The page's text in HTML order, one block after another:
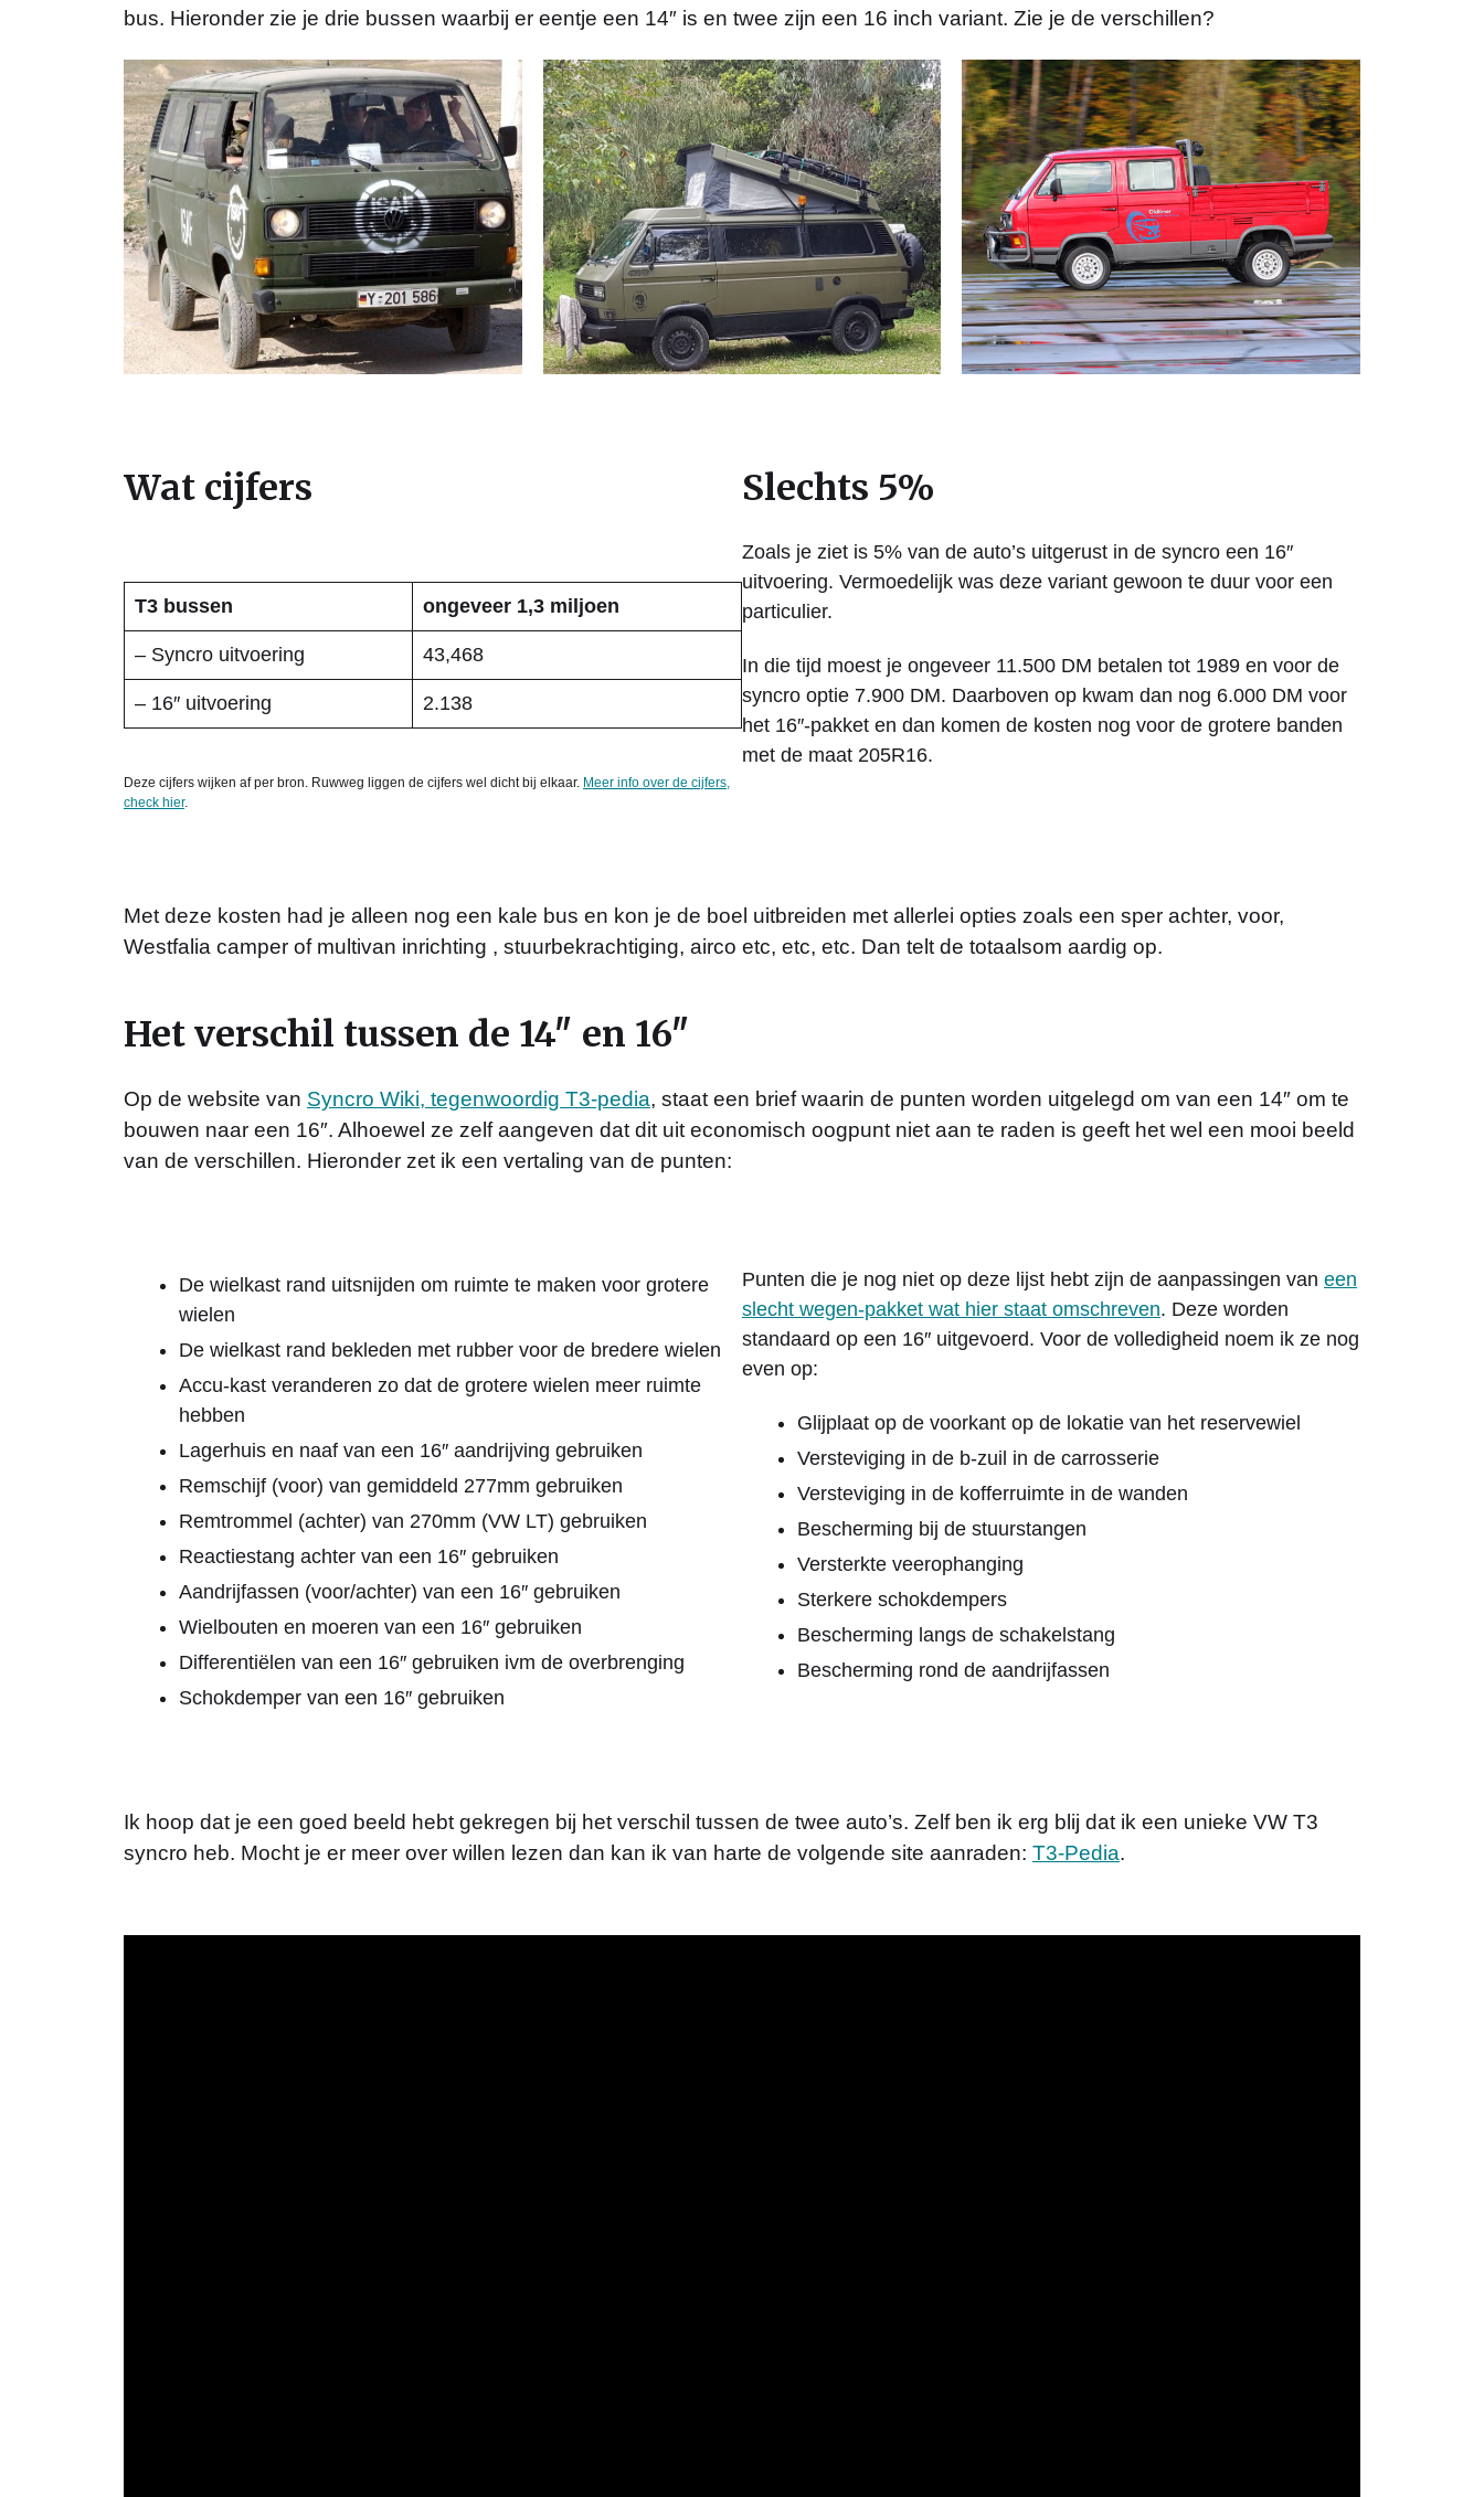
bus. Hieronder zie je drie bussen waarbij er eentje een 14″ is en twee zijn een 16 inch variant. Zie je de verschillen?
Wat cijfers
T3 bussen ongeveer 1,3 miljoen
– Syncro uitvoering 43,468
– 16″ uitvoering 2.138
Deze cijfers wijken af per bron. Ruwweg liggen de cijfers wel dicht bij elkaar. Meer info over de cijfers,
check hier.
Slechts 5%
Zoals je ziet is 5% van de auto’s uitgerust in de syncro een 16″
uitvoering. Vermoedelijk was deze variant gewoon te duur voor een
particulier.
In die tijd moest je ongeveer 11.500 DM betalen tot 1989 en voor de
syncro optie 7.900 DM. Daarboven op kwam dan nog 6.000 DM voor
het 16″-pakket en dan komen de kosten nog voor de grotere banden
met de maat 205R16.
Met deze kosten had je alleen nog een kale bus en kon je de boel uitbreiden met allerlei opties zoals een sper achter, voor,
Westfalia camper of multivan inrichting , stuurbekrachtiging, airco etc, etc, etc. Dan telt de totaalsom aardig op.
Het verschil tussen de 14″ en 16″
Op de website van Syncro Wiki, tegenwoordig T3-pedia, staat een brief waarin de punten worden uitgelegd om van een 14″ om te
bouwen naar een 16″. Alhoewel ze zelf aangeven dat dit uit economisch oogpunt niet aan te raden is geeft het wel een mooi beeld
van de verschillen. Hieronder zet ik een vertaling van de punten:
De wielkast rand uitsnijden om ruimte te maken voor grotere
wielen
De wielkast rand bekleden met rubber voor de bredere wielen
Accu-kast veranderen zo dat de grotere wielen meer ruimte
hebben
Lagerhuis en naaf van een 16″ aandrijving gebruiken
Remschijf (voor) van gemiddeld 277mm gebruiken
Remtrommel (achter) van 270mm (VW LT) gebruiken
Reactiestang achter van een 16″ gebruiken
Aandrijfassen (voor/achter) van een 16″ gebruiken
Wielbouten en moeren van een 16″ gebruiken
Differentiëlen van een 16″ gebruiken ivm de overbrenging
Schokdemper van een 16″ gebruiken
Punten die je nog niet op deze lijst hebt zijn de aanpassingen van een
slecht wegen-pakket wat hier staat omschreven. Deze worden
standaard op een 16″ uitgevoerd. Voor de volledigheid noem ik ze nog
even op:
Glijplaat op de voorkant op de lokatie van het reservewiel
Versteviging in de b-zuil in de carrosserie
Versteviging in de kofferruimte in de wanden
Bescherming bij de stuurstangen
Versterkte veerophanging
Sterkere schokdempers
Bescherming langs de schakelstang
Bescherming rond de aandrijfassen
Ik hoop dat je een goed beeld hebt gekregen bij het verschil tussen de twee auto’s. Zelf ben ik erg blij dat ik een unieke VW T3
syncro heb. Mocht je er meer over willen lezen dan kan ik van harte de volgende site aanraden: T3-Pedia.